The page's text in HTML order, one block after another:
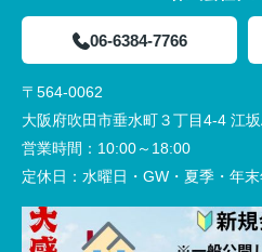
06-6384-7766
〒564-0062
大阪府吹田市垂水町３丁目4-4 江
営業時間： 10:00～18:00
定休日： 水曜日・GW・夏季・年